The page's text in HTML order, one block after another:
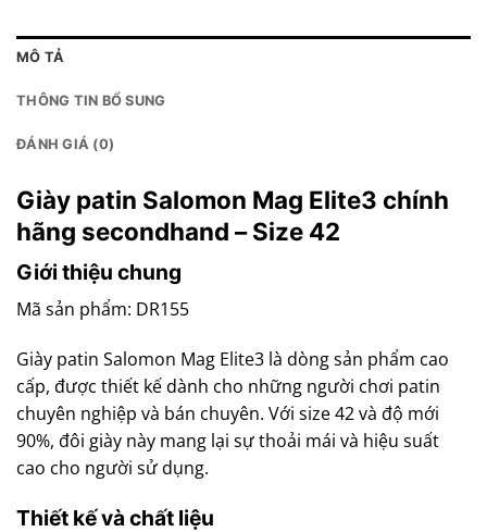
MÔ TẢ
THÔNG TIN BỔ SUNG
ĐÁNH GIÁ (0)
Giày patin Salomon Mag Elite3 chính
hãng secondhand – Size 42
Giới thiệu chung
Mã sản phẩm: DR155
Giày patin Salomon Mag Elite3 là dòng sản phẩm cao
cấp, được thiết kế dành cho những người chơi patin
chuyên nghiệp và bán chuyên. Với size 42 và độ mới
90%, đôi giày này mang lại sự thoải mái và hiệu suất
cao cho người sử dụng.
Thiết kế và chất liệu